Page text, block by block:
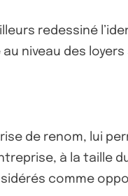
redessiné
niveau des loyers
de renom, lui
à la taille
comme